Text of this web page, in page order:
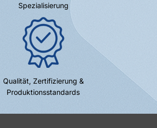
Spezialisierung
Qualität, Zertifizierung &
Produktionsstandards